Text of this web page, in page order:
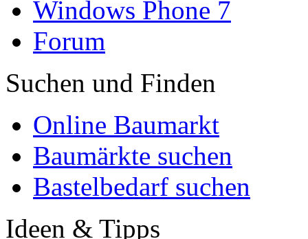
Windows Phone 7
Forum
Suchen und Finden
Online Baumarkt
Baumärkte suchen
Bastelbedarf suchen
Ideen & Tipps